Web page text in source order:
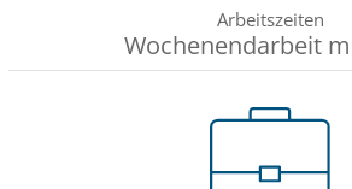
Arbeitszeiten
Wochenendarbeit